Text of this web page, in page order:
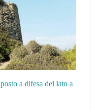
a difesa del lato a